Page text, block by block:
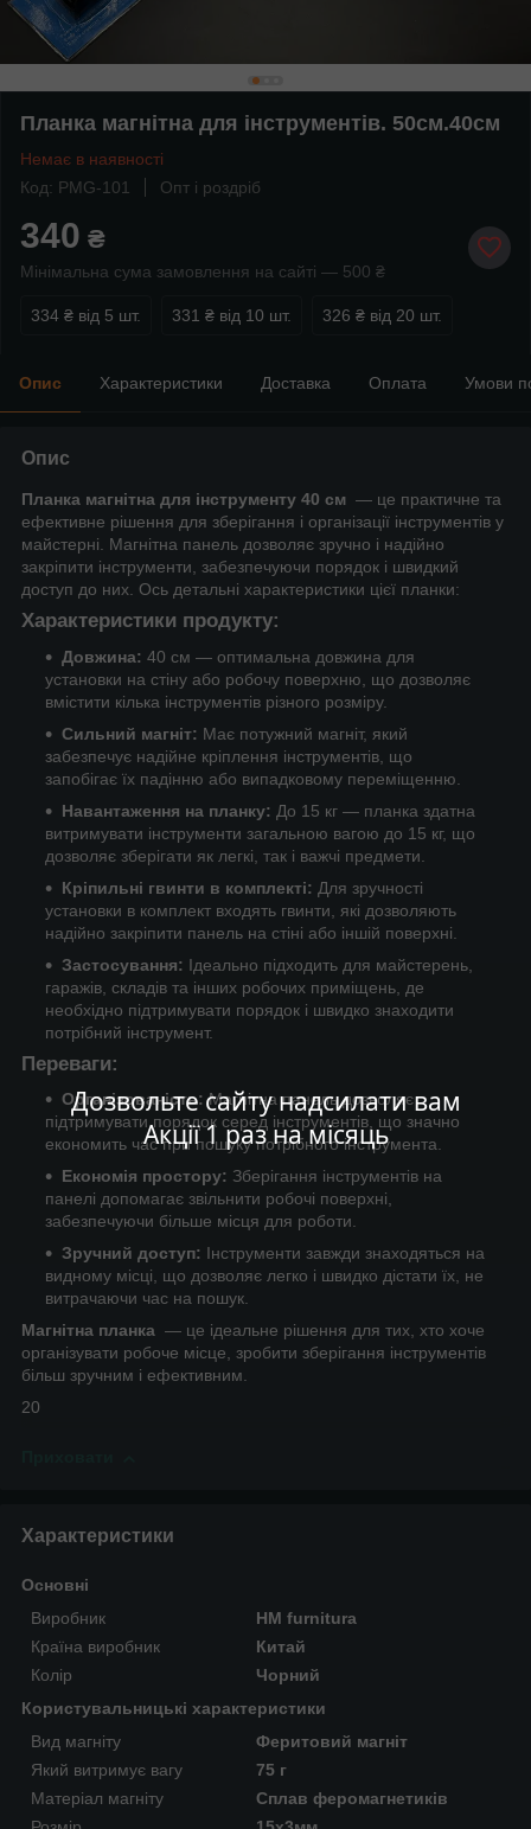
Дозвольте сайту надсилати вам
Акції 1 раз на місяць
Планка магнітна для інструментів. 50см.40см
Немає в наявності
Код: PMG-101
Опт і роздріб
340 ₴
Мінімальна сума замовлення на сайті — 500 ₴
334 ₴ від 5 шт. 331 ₴ від 10 шт. 326 ₴ від 20 шт.
Опис Характеристики Доставка Оплата Умови
Опис
Планка магнітна для інструменту 40 см — це практичне та
ефективне рішення для зберігання і організації інструментів у
майстерні. Магнітна панель дозволяє зручно і надійно
закріпити інструменти, забезпечуючи порядок і швидкий
доступ до них. Ось детальні характеристики цієї планки:
Характеристики продукту:
Довжина: 40 см — оптимальна довжина для
установки на стіну або робочу поверхню, що дозволяє
вмістити кілька інструментів різного розміру.
Сильний магніт: Має потужний магніт, який
забезпечує надійне кріплення інструментів, що
запобігає їх падінню або випадковому переміщенню.
Навантаження на планку: До 15 кг — планка здатна
витримувати інструменти загальною вагою до 15 кг, що
дозволяє зберігати як легкі, так і важчі предмети.
Кріпильні гвинти в комплекті: Для зручності
установки в комплект входять гвинти, які дозволяють
надійно закріпити панель на стіні або іншій поверхні.
Застосування: Ідеально підходить для майстерень,
гаражів, складів та інших робочих приміщень, де
необхідно підтримувати порядок і швидко знаходити
потрібний інструмент.
Переваги:
Організованість: Магнітна панель дозволяє
підтримувати порядок серед інструментів, що значно
економить час при пошуку потрібного інструмента.
Економія простору: Зберігання інструментів на
панелі допомагає звільнити робочі поверхні,
забезпечуючи більше місця для роботи.
Зручний доступ: Інструменти завжди знаходяться на
видному місці, що дозволяє легко і швидко дістати їх, не
витрачаючи час на пошук.
Магнітна планка — це ідеальне рішення для тих, хто хоче
організувати робоче місце, зробити зберігання інструментів
більш зручним і ефективним.
20
Характеристики
Основні
Виробник
HM furnitura
Країна виробник
Китай
Колір
Чорний
Користувальницькі характеристики
Вид магніту
Феритовий магніт
Який витримує вагу
75 г
Матеріал магніту
Сплав феромагнетиків